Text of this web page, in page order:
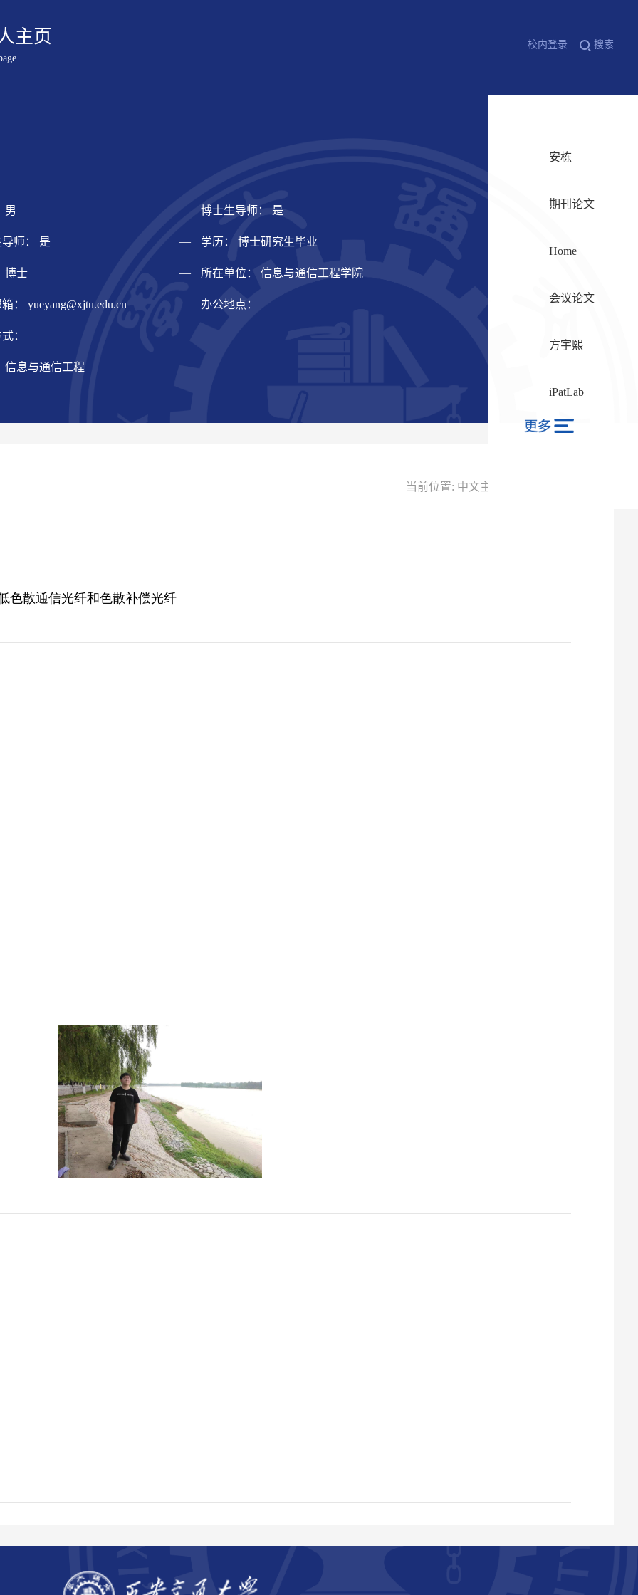
主页 搜索
校内登录
男 博士生导师： 是
师： 是 学历： 博士研究生毕业
博士 所在单位： 信息与通信工程学院
箱：yueyang@xjtu.edu.cn 办公地点：
：
信息与通信工程
安栋
期刊论文
Home
会议论文
方宇熙
iPatLab
当前位置: 中文主页